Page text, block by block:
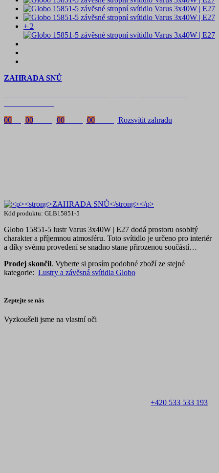
+ 2
ZAHRADA SNŮ
00
00 00 00 Rozsvítit zahradu
Kód produktu: GLB15851-5
Globo 15851-5 lustr Varus 3x40W | E27 dodá prostoru osobitý
charakter a příjemnou atmosféru. Toto svítidlo je určeno pro interiér
a díky svému provedení se snadno stane přirozenou součástí…
Prodej skončil. Vyberte si prosím podobné zboží ze stejné
kategorie: Lustry a závěsná svítidla Globo
Zeptejte se nás
Vyzkoušeli jsme na vlastní oči
+420 533 533 193